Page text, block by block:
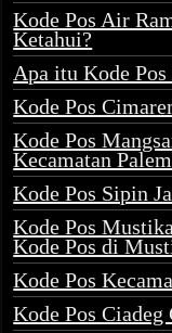
Kode Pos Air
Ketahui?
Apa itu Kode Pos
Kode Pos
Kode Pos
Kecamatan
Kode Pos Sipin
Kode Pos
Kode Pos di
Kode Pos
Kode Pos Ciadeg